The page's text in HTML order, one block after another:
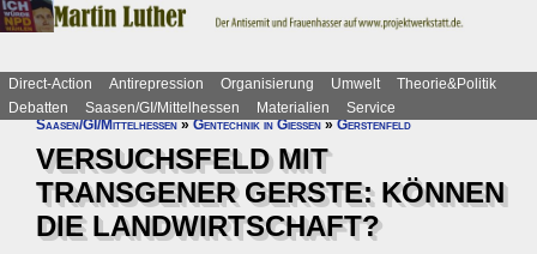
Direct-Action Antirepression Organisierung Umwelt
Theorie&Politik
Debatten
Saasen/GI/Mittelhessen Materialien
Service
Saasen/GI/Mittelhessen»Gentechnik in Gießen»Gerstenfeld
VERSUCHSFELD MIT
TRANSGENER GERSTE: KÖNNEN
DIE LANDWIRTSCHAFT?